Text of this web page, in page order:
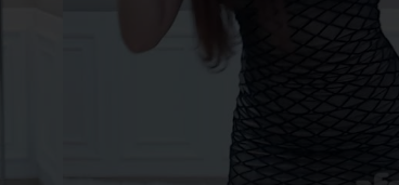
本站大事件(19j网站发展历程)
新手报道,扫盲科普帖